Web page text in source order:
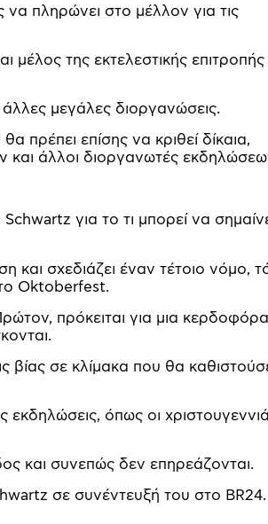
πληρώνει στο μέλλον για τις
της εκτελεστικής επιτροπής
μεγάλες διοργανώσεις.
πρέπει επίσης να κριθεί δίκαια,
άλλοι διοργανωτές
για το τι μπορεί να
σχεδιάζει έναν τέτοιο νόμο,
Oktoberfest.
πρόκειται για μια κερδοφόρα
βίας σε κλίμακα που θα
όπως οι
και συνεπώς δεν επηρεάζονται.
σε συνέντευξή του στο BR24.